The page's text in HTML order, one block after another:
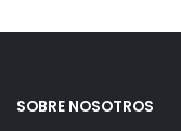
SOBRE NOSOTROS